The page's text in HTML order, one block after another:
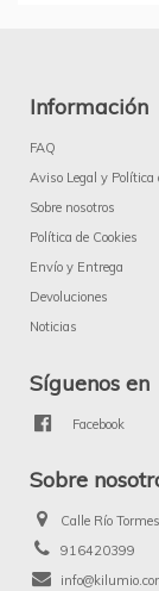
Información
FAQ
Aviso Legal y Política
Sobre nosotros
Política de Cookies
Envío y Entrega
Devoluciones
Noticias
Síguenos en
Facebook
Sobre
Calle Río
916420399